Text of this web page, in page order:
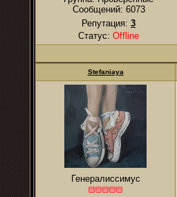
Сообщений: 6073
Репутация: 3
Статус: Offline
Stefaniaya
Генералиссимус